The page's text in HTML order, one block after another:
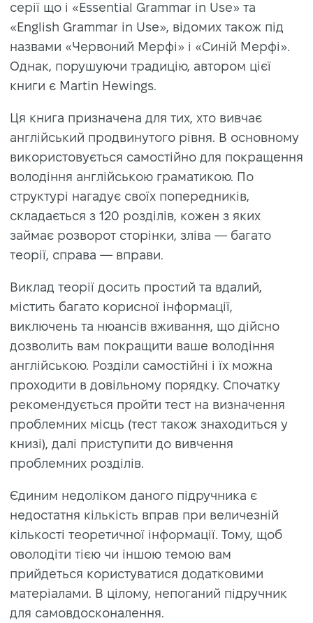
серії що і «Essential Grammar in Use» та
«English Grammar in Use», відомих також під
назвами «Червоний Мерфі» і «Синій Мерфі».
Однак, порушуючи традицію, автором цієї
книги є Martin Hewings.
Ця книга призначена для тих, хто вивчає
англійський продвинутого рівня. В основному
використовується самостійно для покращення
володіння англійською граматикою. По
структурі нагадує своїх попередників,
складається з 120 розділів, кожен з яких
займає розворот сторінки, зліва — багато
теорії, справа — вправи.
Виклад теорії досить простий та вдалий,
містить багато корисної інформації,
виключень та нюансів вживання, що дійсно
дозволить вам покращити ваше володіння
англійською. Розділи самостійні і їх можна
проходити в довільному порядку. Спочатку
рекомендується пройти тест на визначення
проблемних місць (тест також знаходиться у
книзі), далі приступити до вивчення
проблемних розділів.
Єдиним недоліком даного підручника є
недостатня кількість вправ при величезній
кількості теоретичної інформації. Тому, щоб
оволодіти тією чи іншою темою вам
прийдеться користуватися додатковими
матеріалами. В цілому, непоганий підручник
для самовдосконалення.